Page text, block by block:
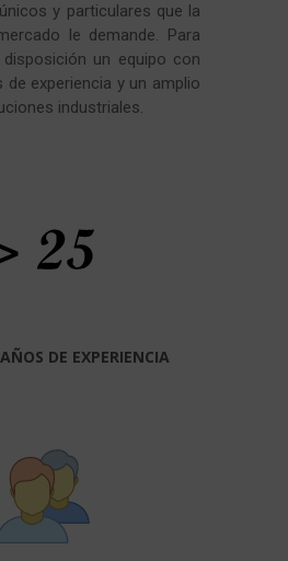
y particulares que la
le demande. Para
un equipo con
de experiencia y un amplio
industriales.
DE EXPERIENCIA